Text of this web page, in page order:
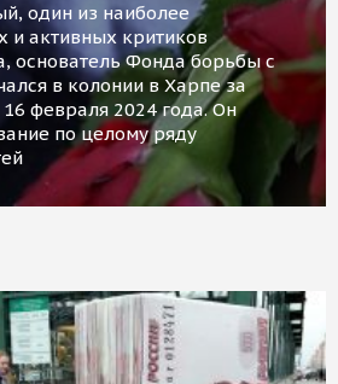
один из наиболее
и активных критиков
основатель Фонда борьбы с
в колонии в Харпе за
февраля 2024 года. Он
по целому ряду